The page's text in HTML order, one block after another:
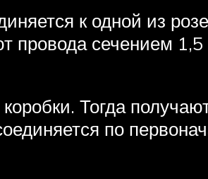
к одной из
провода сечением
Тогда
по